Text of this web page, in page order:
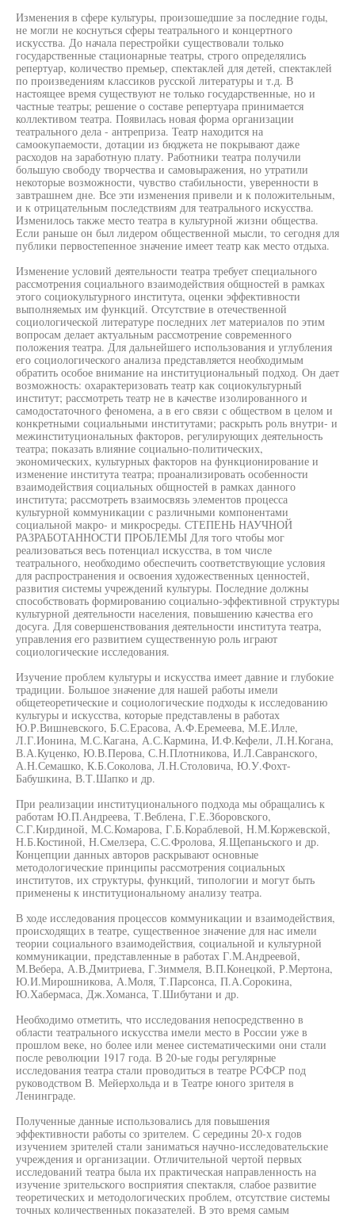
Изменения в сфере культуры, произошедшие за последние годы,
не могли не коснуться сферы театрального и концертного
искусства. До начала перестройки существовали только
государственные стационарные театры, строго определялись
репертуар, количество премьер, спектаклей для детей, спектаклей
по произведениям классиков русской литературы и т.д. В
настоящее время существуют не только государственные, но и
частные театры; решение о составе репертуара принимается
коллективом театра. Появилась новая форма организации
театрального дела - антреприза. Театр находится на
самоокупаемости, дотации из бюджета не покрывают даже
расходов на заработную плату. Работники театра получили
большую свободу творчества и самовыражения, но утратили
некоторые возможности, чувство стабильности, уверенности в
завтрашнем дне. Все эти изменения привели и к положительным,
и к отрицательным последствиям для театрального искусства.
Изменилось также место театра в культурной жизни общества.
Если раньше он был лидером общественной мысли, то сегодня для
публики первостепенное значение имеет театр как место отдыха.
Изменение условий деятельности театра требует специального
рассмотрения социального взаимодействия общностей в рамках
этого социокультурного института, оценки эффективности
выполняемых им функций. Отсутствие в отечественной
социологической литературе последних лет материалов по этим
вопросам делает актуальным рассмотрение современного
положения театра. Для дальнейшего использования и углубления
его социологического анализа представляется необходимым
обратить особое внимание на институциональный подход. Он дает
возможность: охарактеризовать театр как социокультурный
институт; рассмотреть театр не в качестве изолированного и
самодостаточного феномена, а в его связи с обществом в целом и
конкретными социальными институтами; раскрыть роль внутри- и
межинституциональных факторов, регулирующих деятельность
театра; показать влияние социально-политических,
экономических, культурных факторов на функционирование и
изменение института театра; проанализировать особенности
взаимодействия социальных общностей в рамках данного
института; рассмотреть взаимосвязь элементов процесса
культурной коммуникации с различными компонентами
социальной макро- и микросреды. СТЕПЕНЬ НАУЧНОЙ
РАЗРАБОТАННОСТИ ПРОБЛЕМЫ Для того чтобы мог
реализоваться весь потенциал искусства, в том числе
театрального, необходимо обеспечить соответствующие условия
для распространения и освоения художественных ценностей,
развития системы учреждений культуры. Последние должны
способствовать формированию социально-эффективной структуры
культурной деятельности населения, повышению качества его
досуга. Для совершенствования деятельности института театра,
управления его развитием существенную роль играют
социологические исследования.
Изучение проблем культуры и искусства имеет давние и глубокие
традиции. Большое значение для нашей работы имели
общетеоретические и социологические подходы к исследованию
культуры и искусства, которые представлены в работах
Ю.Р.Вишневского, Б.С.Ерасова, А.Ф.Еремеева, М.Е.Илле,
Л.Г.Ионина, М.С.Кагана, А.С.Кармина, И.Ф.Кефели, Л.Н.Когана,
В.А.Куценко, Ю.В.Перова, С.Н.Плотникова, И.Л.Савранского,
А.Н.Семашко, К.Б.Соколова, Л.Н.Столовича, Ю.У.Фохт-
Бабушкина, В.Т.Шапко и др.
При реализации институционального подхода мы обращались к
работам Ю.П.Андреева, Т.Веблена, Г.Е.Зборовского,
С.Г.Кирдиной, М.С.Комарова, Г.Б.Кораблевой, Н.М.Коржевской,
Н.Б.Костиной, Н.Смелзера, С.С.Фролова, Я.Щепаньского и др.
Концепции данных авторов раскрывают основные
методологические принципы рассмотрения социальных
институтов, их структуры, функций, типологии и могут быть
применены к институциональному анализу театра.
В ходе исследования процессов коммуникации и взаимодействия,
происходящих в театре, существенное значение для нас имели
теории социального взаимодействия, социальной и культурной
коммуникации, представленные в работах Г.М.Андреевой,
М.Вебера, А.В.Дмитриева, Г.Зиммеля, В.П.Конецкой, Р.Мертона,
Ю.И.Мирошникова, А.Моля, Т.Парсонса, П.А.Сорокина,
Ю.Хабермаса, Дж.Хоманса, Т.Шибутани и др.
Необходимо отметить, что исследования непосредственно в
области театрального искусства имели место в России уже в
прошлом веке, но более или менее систематическими они стали
после революции 1917 года. В 20-ые годы регулярные
исследования театра стали проводиться в театре РСФСР под
руководством В. Мейерхольда и в Театре юного зрителя в
Ленинграде.
Полученные данные использовались для повышения
эффективности работы со зрителем. С середины 20-х годов
изучением зрителей стали заниматься научно-исследовательские
учреждения и организации. Отличительной чертой первых
исследований театра была их практическая направленность на
изучение зрительского восприятия спектакля, слабое развитие
теоретических и методологических проблем, отсутствие системы
точных количественных показателей. В это время самым